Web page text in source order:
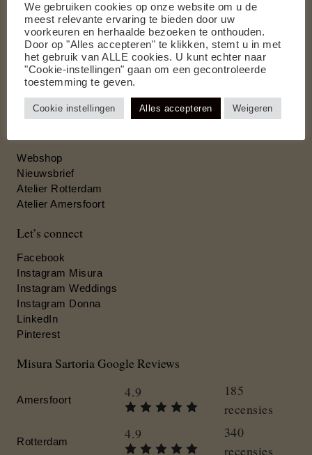
Direct naar
Contact
Afspraak maken
Stuur ons een bericht
Kom in contact met de founder
Webshop
Nieuwsbrief
Atelier Rotterdam
Atelier Amersfoort
Let’s connect
Facebook
Instagram Misura
Instagram Weddings
Instagram Donna
LinkedIn
Pinterest
Misura Sartoria Google Reviews
Amersfoort 4.9
185
recensies
Rotterdam 4.9
340
recensies
We gebruiken cookies op onze website om u de
meest relevante ervaring te bieden door uw
voorkeuren en herhaalde bezoeken te onthouden.
Door op "Alles accepteren" te klikken, stemt u in met
het gebruik van ALLE cookies. U kunt echter naar
"Cookie-instellingen" gaan om een gecontroleerde
toestemming te geven.
Cookie instellingen Alles accepteren Weigeren